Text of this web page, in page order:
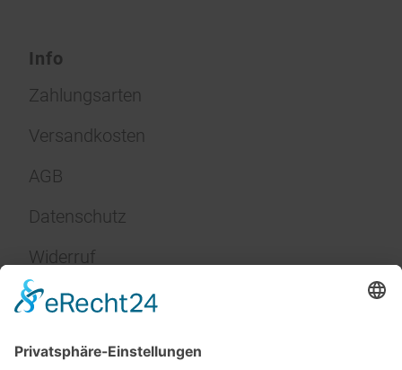
Info
Zahlungsarten
Versandkosten
AGB
Datenschutz
Widerruf
Impressum